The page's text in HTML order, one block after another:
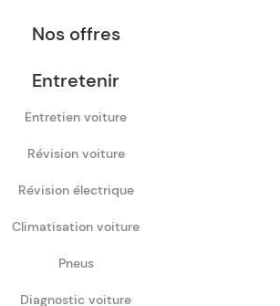
Nos offres
Entretenir
Entretien voiture
Révision voiture
Révision électrique
Climatisation voiture
Pneus
Diagnostic voiture